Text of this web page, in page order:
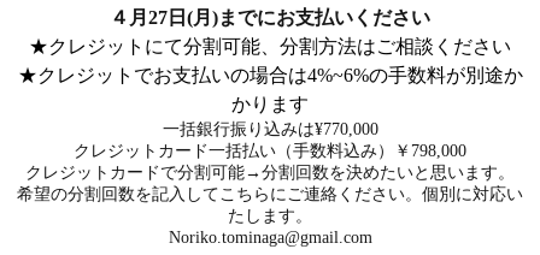
４月27日(月)までにお支払いください
★クレジットにて分割可能、分割方法はご相談ください
★クレジットでお支払いの場合は4%~6%の手数料が別途か
かります
一括銀行振り込みは¥770,000
クレジットカード一括払い（手数料込み）￥798,000
クレジットカードで分割可能→分割回数を決めたいと思います。
希望の分割回数を記入してこちらにご連絡ください。個別に対応い
たします。
Noriko.tominaga@gmail.com